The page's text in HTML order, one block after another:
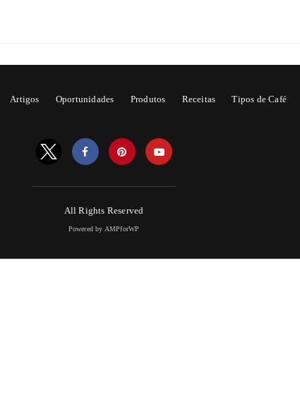
Artigos Oportunidades Produtos Receitas Tipos de Café
All Rights Reserved
Powered by AMPforWP